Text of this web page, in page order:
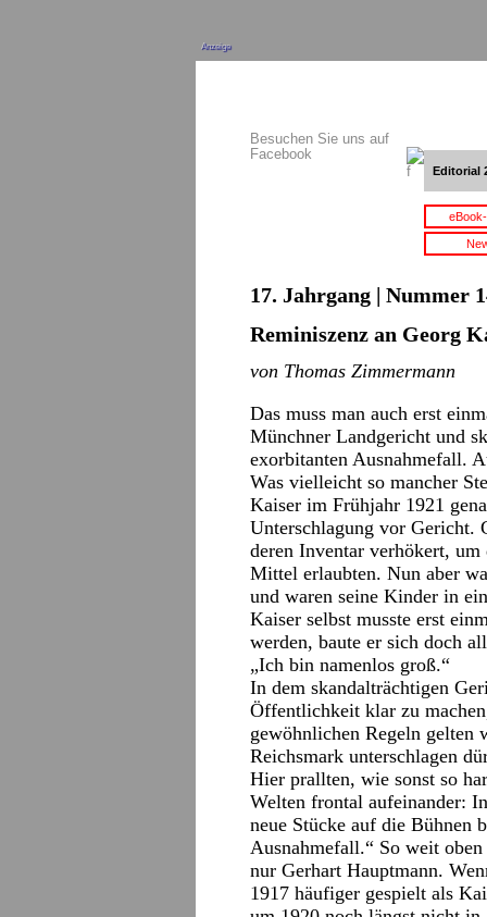
Anzeige
Besuchen Sie uns auf
Facebook
Editorial
17. Jahrgang | Nummer
Reminiszenz an Georg
von Thomas Zimmermann
Das muss man auch erst
Münchner Landgericht und
exorbitanten Ausnahmefall.
Was vielleicht so mancher
Kaiser im Frühjahr 1921
Unterschlagung vor Gericht.
deren Inventar verhökert, um
Mittel erlaubten. Nun aber
und waren seine Kinder in
Kaiser selbst musste erst
werden, baute er sich doch
„Ich bin namenlos groß.“
In dem skandalträchtigen
Öffentlichkeit klar zu
gewöhnlichen Regeln gelten
Reichsmark unterschlagen
Hier prallten, wie sonst so
Welten frontal aufeinander:
neue Stücke auf die Bühnen
Ausnahmefall.“ So weit
nur Gerhart Hauptmann.
1917 häufiger gespielt als